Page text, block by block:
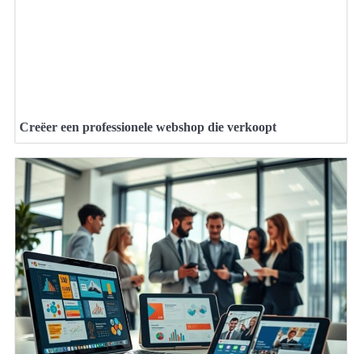
Creëer een professionele webshop die verkoopt